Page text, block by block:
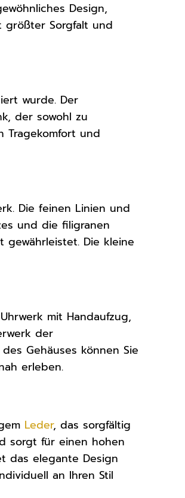
Design,
größter Sorgfalt und
wurde. Der
der sowohl zu
Tragekomfort und
Die feinen Linien und
und die filigranen
Die kleine
mit Handaufzug,
der
Gehäuses können Sie
erleben.
Leder, das sorgfältig
sorgt für einen hohen
das elegante Design
an Ihren Stil